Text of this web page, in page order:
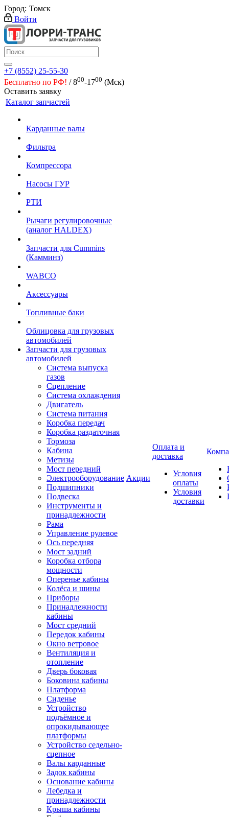
Город: Томск
Войти
+7 (8552) 25-55-30
Бесплатно по РФ! / 800-1700 (Мск)
Оставить заявку
Каталог запчастей
Карданные валы
Фильтра
Компрессора
Насосы ГУР
РТИ
Рычаги регулировочные
(аналог HALDEX)
Запчасти для Cummins
(Камминз)
WABCO
Аксессуары
Топливные баки
Облицовка для грузовых
автомобилей
Запчасти для грузовых
автомобилей
Система выпуска
газов
Сцепление
Система охлаждения
Двигатель
Система питания
Коробка передач
Коробка раздаточная
Тормоза
Кабина
Метизы
Мост передний
Электрооборудование
Подшипники
Подвеска
Инструменты и
принадлежности
Рама
Управление рулевое
Ось передняя
Мост задний
Коробка отбора
мощности
Оперенье кабины
Колёса и шины
Приборы
Принадлежности
кабины
Мост средний
Передок кабины
Окно ветровое
Вентиляция и
отопление
Дверь боковая
Боковина кабины
Платформа
Сиденье
Устройство
подъёмное и
опрокидывающее
платформы
Устройство седельно-
сцепное
Валы карданные
Задок кабины
Основание кабины
Лебедка и
принадлежности
Крыша кабины
Акции
Оплата и
доставка
Условия
оплаты
Условия
доставки